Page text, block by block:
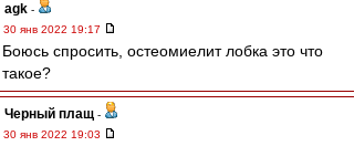
agk -
30 янв 2022 19:17
Боюсь спросить, остеомиелит лобка это что
такое?
Черный плащ -
30 янв 2022 19:03